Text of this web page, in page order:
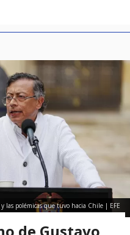
y las polémicas que tuvo hacia Chile | EFE